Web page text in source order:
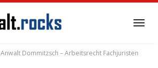
Anwalt Dommitzsch – Arbeitsrecht Fachjuristen